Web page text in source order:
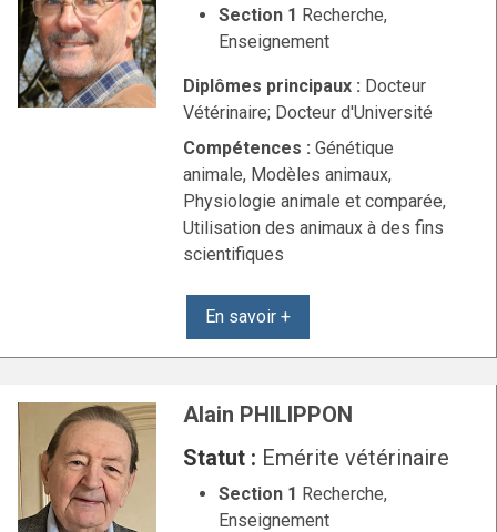
Section 1 Recherche,
Enseignement
Diplômes principaux : Docteur
Vétérinaire; Docteur d'Université
Compétences :
animale, Modèles animaux,
Physiologie animale et comparée,
Utilisation des animaux à des fins
scientifiques
En savoir +
Alain PHILIPPON
Statut : Emérite vétérinaire
Section 1 Recherche,
Enseignement